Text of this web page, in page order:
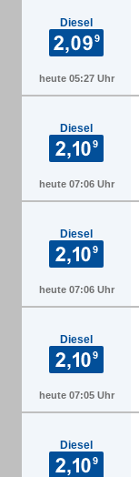
Diesel
heute 05:27 Uhr
Diesel
heute 07:06 Uhr
Diesel
heute 07:06 Uhr
Diesel
heute 07:05 Uhr
Diesel